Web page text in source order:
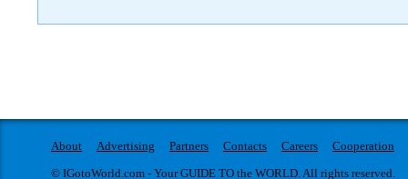
About Advertising Partners Contacts Careers
Cooperation
© IGotoWorld.com - Your GUIDE TO the WORLD. All rights reserved.